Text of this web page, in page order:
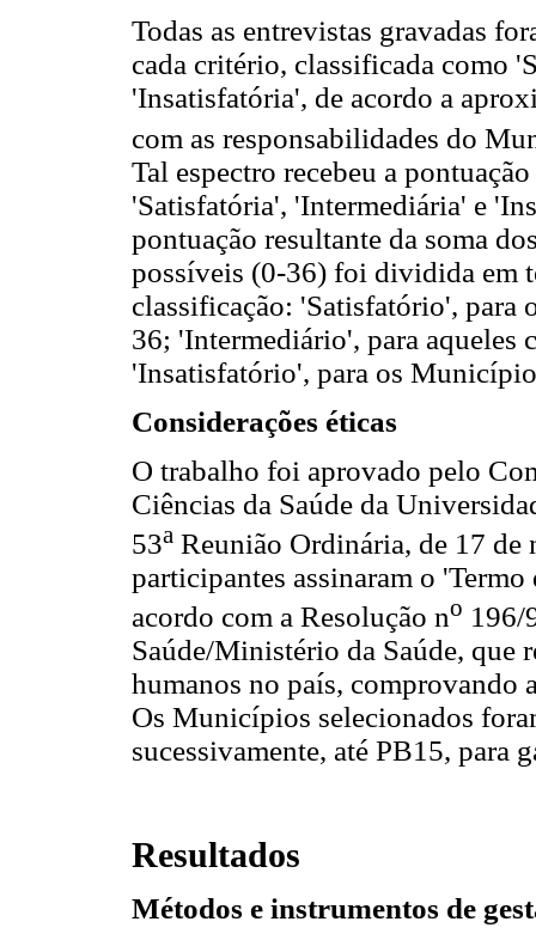
Todas as entrevistas gravadas
cada critério, classificada como
'Insatisfatória', de acordo a
com as responsabilidades do
Tal espectro recebeu a
'Satisfatória', 'Intermediária' e
pontuação resultante da soma
possíveis (0-36) foi dividida em
classificação: 'Satisfatório', para
36; 'Intermediário', para aqueles
'Insatisfatório', para os
Considerações éticas
O trabalho foi aprovado pelo
Ciências da Saúde da
53a Reunião Ordinária, de 17 de
participantes assinaram o
acordo com a Resolução no 196/
Saúde/Ministério da Saúde, que
humanos no país, comprovando
Os Municípios selecionados
sucessivamente, até PB15, para
Resultados
Métodos e instrumentos de